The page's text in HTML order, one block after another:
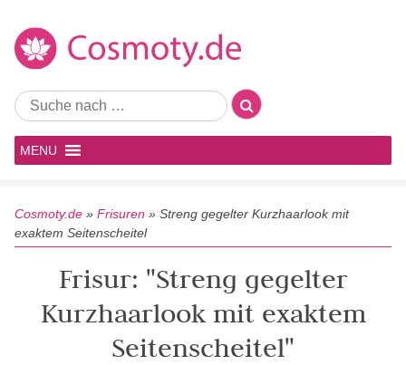
MENU
Cosmoty.de » Frisuren » Streng gegelter Kurzhaarlook mit
exaktem Seitenscheitel
Frisur: "Streng gegelter
Kurzhaarlook mit exaktem
Seitenscheitel"